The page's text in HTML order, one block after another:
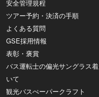
安全管理規程
ツアー予約・決済の手順
よくある質問
GSE採用情報
表彰・褒賞
バス運転士の偏光サングラス
いて
観光バスぺーパークラフト